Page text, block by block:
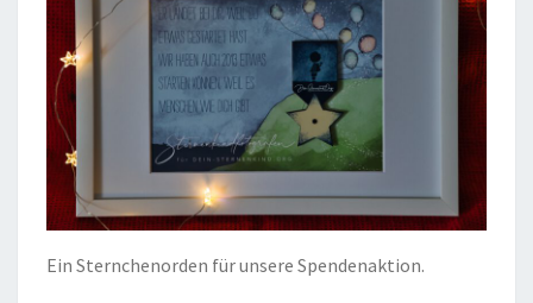
Ein Sternchenorden für unsere Spendenaktion.